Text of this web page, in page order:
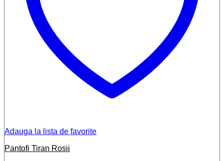
Adauga la lista de favorite
Pantofi Tiran Rosii